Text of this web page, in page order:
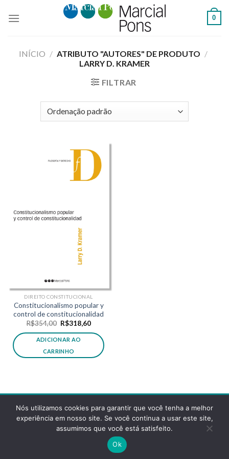
0
INÍCIO / ATRIBUTO "AUTORES" DE PRODUTO /
LARRY D. KRAMER
FILTRAR
DIREITO CONSTITUCIONAL
Constitucionalismo popular y
control de constitucionalidad
R$354,00 O
original
era:
R$354,00.
R$318,60O
atual
R$318,60.
ADICIONAR AO
CARRINHO
POLÍTICA DE PRIVACIDADE FAQS
Desenvolvido pela reticências
Nós utilizamos cookies para garantir que você tenha a melhor
experiência em nosso site. Se você continua a usar este site,
assumimos que você está satisfeito.
Ok